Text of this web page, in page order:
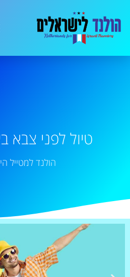
טיול לפני
הולנד למטייל